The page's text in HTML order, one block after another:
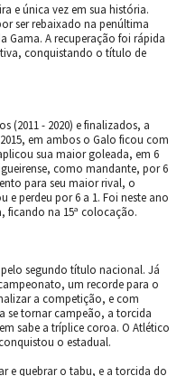
e única vez em sua história.
ser rebaixado na penúltima
Gama. A recuperação foi rápida
conquistando o título de
(2011 - 2020) e finalizados, a
em ambos o Galo ficou com
sua maior goleada, em 6
como mandante, por 6
para seu maior rival, o
e perdeu por 6 a 1. Foi neste ano
ficando na 15ª colocação.
segundo título nacional. Já
um recorde para o
a competição, e com
se tornar campeão, a torcida
sabe a tríplice coroa. O Atlético
o estadual.
e quebrar o tabu, e a torcida do